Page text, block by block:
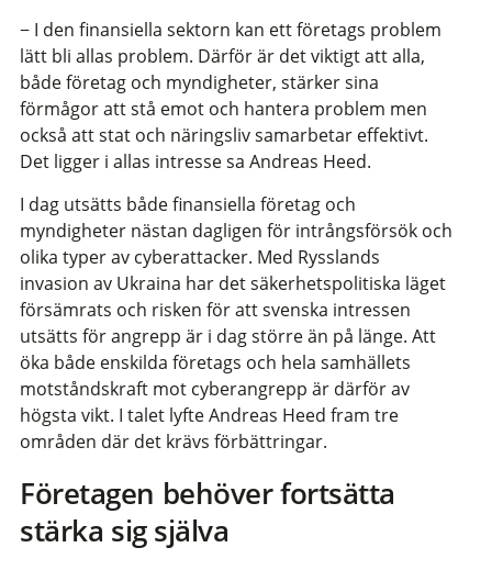
− I den finansiella sektorn kan ett företags problem
lätt bli allas problem. Därför är det viktigt att alla,
både företag och myndigheter, stärker sina
förmågor att stå emot och hantera problem men
också att stat och näringsliv samarbetar effektivt.
Det ligger i allas intresse sa Andreas Heed.
I dag utsätts både finansiella företag och
myndigheter nästan dagligen för intrångsförsök och
olika typer av cyberattacker. Med Rysslands
invasion av Ukraina har det säkerhetspolitiska läget
försämrats och risken för att svenska intressen
utsätts för angrepp är i dag större än på länge. Att
öka både enskilda företags och hela samhällets
motståndskraft mot cyberangrepp är därför av
högsta vikt. I talet lyfte Andreas Heed fram tre
områden där det krävs förbättringar.
Företagen behöver fortsätta
stärka sig själva